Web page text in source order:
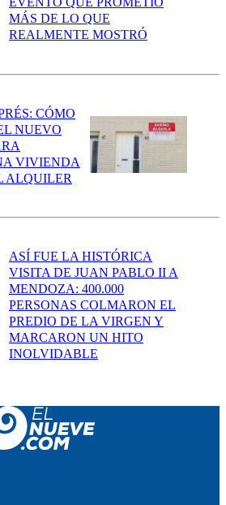
MÁS DE LO QUE
REALMENTE MOSTRÓ
CÓMO
NUEVO
VIVIENDA
ALQUILER
ASÍ FUE LA HISTÓRICA
VISITA DE JUAN PABLO II A
MENDOZA: 400.000
PERSONAS COLMARON EL
PREDIO DE LA VIRGEN Y
MARCARON UN HITO
INOLVIDABLE